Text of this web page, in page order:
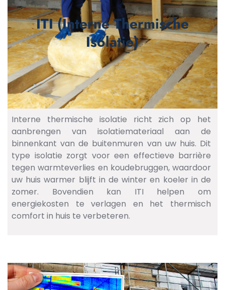
ITI (Interne Thermische
Isolatie)
Interne thermische isolatie richt zich op het
aanbrengen van isolatiemateriaal aan de
binnenkant van de buitenmuren van uw huis. Dit
type isolatie zorgt voor een effectieve barrière
tegen warmteverlies en koudebruggen, waardoor
uw huis warmer blijft in de winter en koeler in de
zomer. Bovendien kan ITI helpen om
energiekosten te verlagen en het thermisch
comfort in huis te verbeteren.